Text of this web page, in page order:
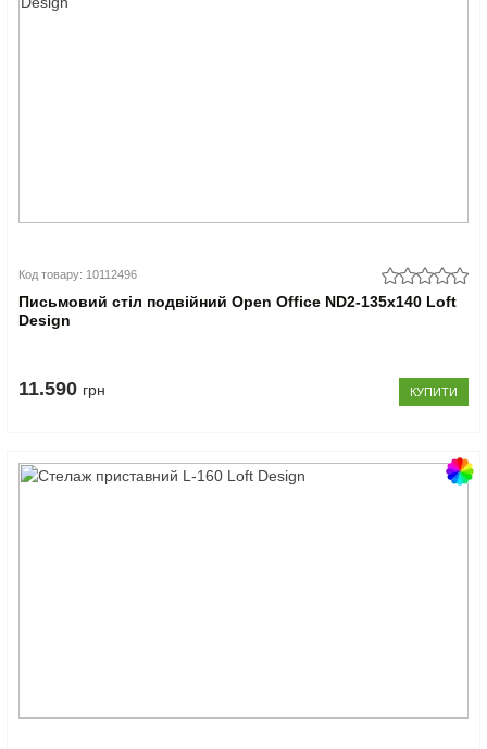
Код товару: 10112496
Письмовий стіл подвійний Open Office ND2-135x140 Loft
Design
11.590 грн КУПИТИ